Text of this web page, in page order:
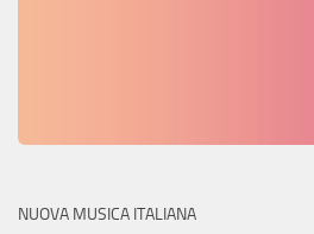
NUOVA MUSICA ITALIANA